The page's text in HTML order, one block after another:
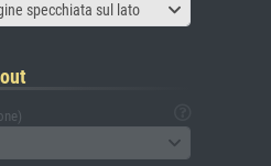
specchiata sul lato